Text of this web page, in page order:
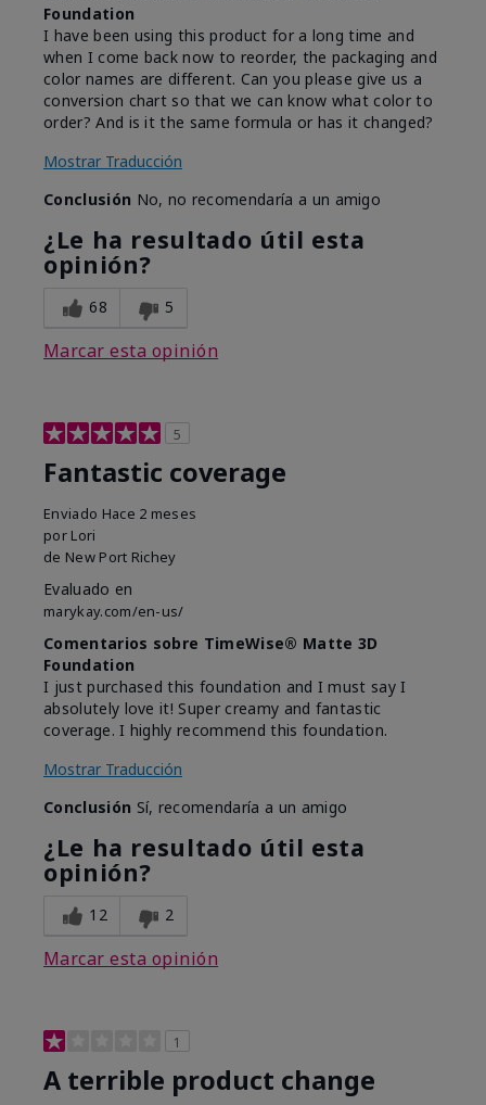
Foundation
I have been using this product for a long time and
when I come back now to reorder, the packaging and
color names are different. Can you please give us a
conversion chart so that we can know what color to
order? And is it the same formula or has it changed?
Mostrar Traducción
Conclusión No, no recomendaría a un amigo
¿Le ha resultado útil esta
opinión?
68 5
Marcar esta opinión
5
Fantastic coverage
Enviado Hace 2 meses
por Lori
de New Port Richey
Evaluado en
marykay.com/en-us/
Comentarios sobre TimeWise® Matte 3D
Foundation
I just purchased this foundation and I must say I
absolutely love it! Super creamy and fantastic
coverage. I highly recommend this foundation.
Mostrar Traducción
Conclusión Sí, recomendaría a un amigo
¿Le ha resultado útil esta
opinión?
12 2
Marcar esta opinión
1
A terrible product change